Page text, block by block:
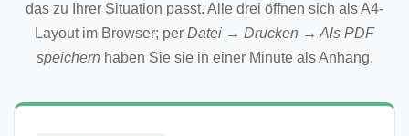
das zu Ihrer Situation passt. Alle drei öffnen sich als A4-
Layout im Browser; per Datei → Drucken → Als PDF
speichern haben Sie sie in einer Minute als Anhang.